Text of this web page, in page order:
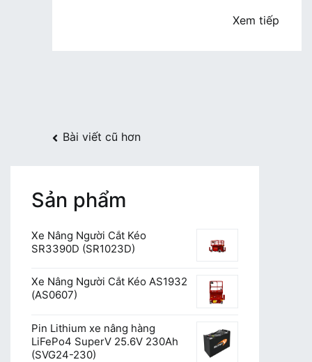
Xem tiếp
Điều
viết
Bài viết cũ hơn
Sản phẩm
Xe Nâng Người Cắt Kéo
SR3390D (SR1023D)
Xe Nâng Người Cắt Kéo AS1932
(AS0607)
Pin Lithium xe nâng hàng
LiFePo4 SuperV 25.6V 230Ah
(SVG24-230)